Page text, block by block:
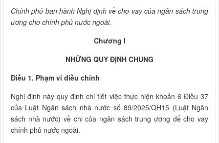
Chính phủ ban hành Nghị định về cho vay của ngân sách trung
ương cho chính phủ nước ngoài.
Chương I
NHỮNG QUY ĐỊNH CHUNG
Điều 1. Phạm vi điều chỉnh
Nghị định này quy định chi tiết việc thực hiện khoản 6 Điều 37
của Luật Ngân sách nhà nước số 89/2025/QH15 (Luật Ngân
sách nhà nước) về chi của ngân sách trung ương để cho vay
chính phủ nước ngoài.